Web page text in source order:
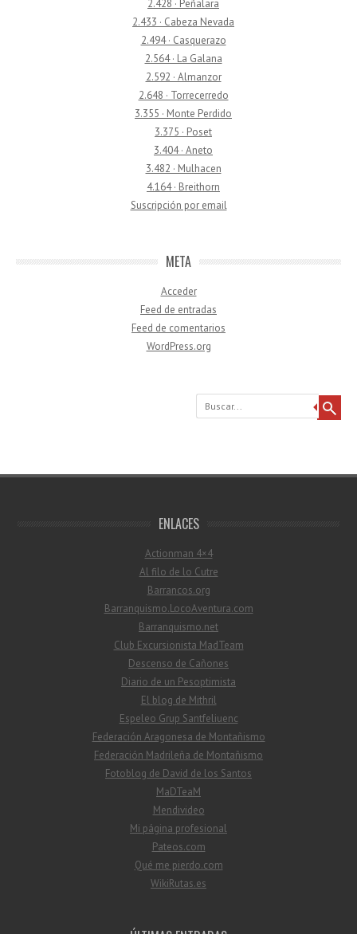
2.428 · Peñalara
2.433 · Cabeza Nevada
2.494 · Casquerazo
2.564 · La Galana
2.592 · Almanzor
2.648 · Torrecerredo
3.355 · Monte Perdido
3.375 · Poset
3.404 · Aneto
3.482 · Mulhacen
4.164 · Breithorn
Suscripción por email
META
Acceder
Feed de entradas
Feed de comentarios
WordPress.org
Buscar
ENLACES
Actionman 4×4
Al filo de lo Cutre
Barrancos.org
Barranquismo.LocoAventura.com
Barranquismo.net
Club Excursionista MadTeam
Descenso de Cañones
Diario de un Pesoptimista
El blog de Mithril
Espeleo Grup Santfeliuenc
Federación Aragonesa de Montañismo
Federación Madrileña de Montañismo
Fotoblog de David de los Santos
MaDTeaM
Mendivideo
Mi página profesional
Pateos.com
Qué me pierdo.com
WikiRutas.es